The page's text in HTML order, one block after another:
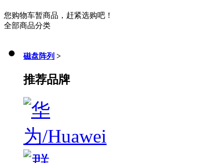
您购物车暂商品，赶紧选购吧！
全部商品分类
磁盘阵列 >
推荐品牌